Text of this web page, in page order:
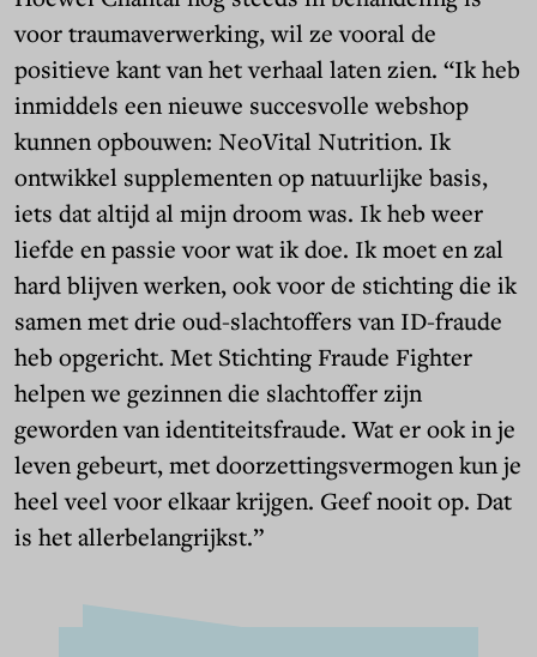
voor traumaverwerking, wil ze vooral de
positieve kant van het verhaal laten zien. “Ik heb
inmiddels een nieuwe succesvolle webshop
kunnen opbouwen: NeoVital Nutrition. Ik
ontwikkel supplementen op natuurlijke basis,
iets dat altijd al mijn droom was. Ik heb weer
liefde en passie voor wat ik doe. Ik moet en zal
hard blijven werken, ook voor de stichting die ik
samen met drie oud-slachtoffers van ID-fraude
heb opgericht. Met Stichting Fraude Fighter
helpen we gezinnen die slachtoffer zijn
geworden van identiteitsfraude. Wat er ook in je
leven gebeurt, met doorzettingsvermogen kun je
heel veel voor elkaar krijgen. Geef nooit op. Dat
is het allerbelangrijkst.”